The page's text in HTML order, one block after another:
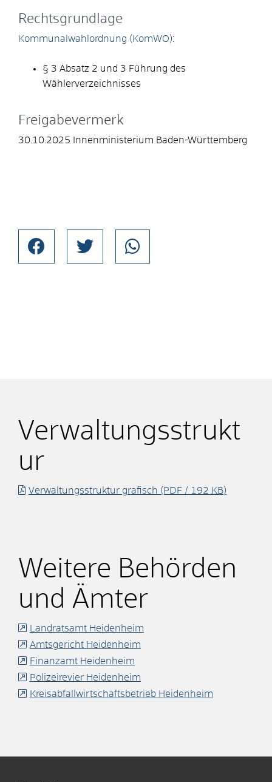
Rechtsgrundlage
Kommunalwahlordnung (KomWO):
§ 3 Absatz 2 und 3 Führung des
Wählerverzeichnisses
Freigabevermerk
30.10.2025 Innenministerium Baden-Württemberg
Verwaltungsstrukt
ur
Verwaltungsstruktur grafisch (PDF / 192 KB)
Weitere Behörden
und Ämter
Landratsamt Heidenheim
Amtsgericht Heidenheim
Finanzamt Heidenheim
Polizeirevier Heidenheim
Kreisabfallwirtschaftsbetrieb Heidenheim